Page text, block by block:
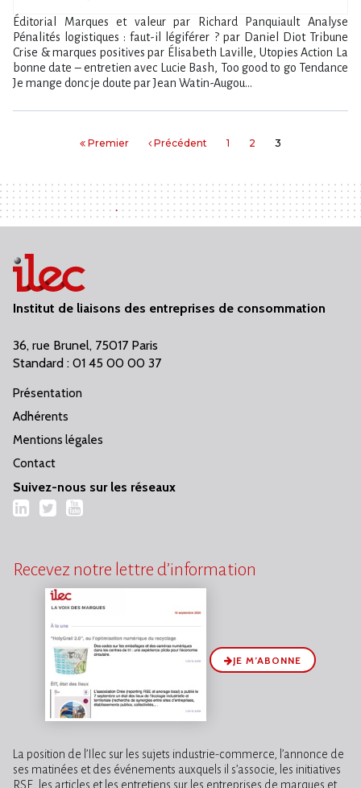
Éditorial Marques et valeur par Richard Panquiault Analyse
Pénalités logistiques : faut-il légiférer ? par Daniel Diot Tribune
Crise & marques positives par Élisabeth Laville, Utopies Action La
bonne date – entretien avec Lucie Bash, Too good to go Tendance
Je mange donc je doute par Jean Watin-Augou...
Premier Précédent 1 2 3
Institut de liaisons des entreprises de consommation
36, rue Brunel, 75017 Paris
Standard : 01 45 00 00 37
Présentation
Adhérents
Mentions légales
Contact
Suivez-nous sur les réseaux
LinkedIn
TwitterYouTube
Recevez notre lettre d’information
JE M’ABONNE
La position de l’Ilec sur les sujets industrie-commerce, l’annonce de
ses matinées et des événements auxquels il s’associe, les initiatives
RSE, les articles et les entretiens sur les entreprises de marques et